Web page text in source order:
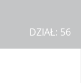
DZIAŁ: 56